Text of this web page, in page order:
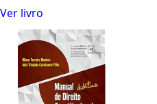
Ver livro